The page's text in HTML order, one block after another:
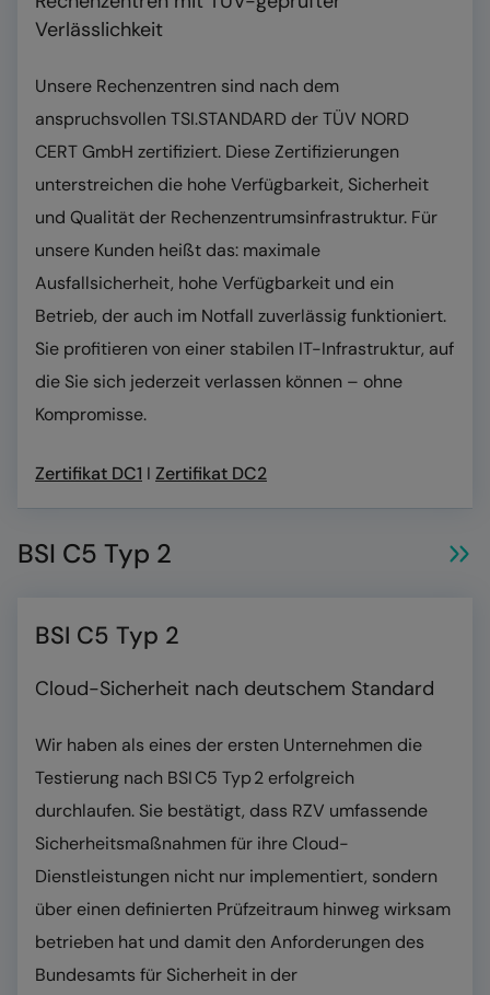
Verlässlichkeit
Unsere Rechenzentren sind nach dem
anspruchsvollen TSI.STANDARD der TÜV NORD
CERT GmbH zertifiziert. Diese Zertifizierungen
unterstreichen die hohe Verfügbarkeit, Sicherheit
und Qualität der Rechenzentrumsinfrastruktur. Für
unsere Kunden heißt das: maximale
Ausfallsicherheit, hohe Verfügbarkeit und ein
Betrieb, der auch im Notfall zuverlässig funktioniert.
Sie profitieren von einer stabilen IT-Infrastruktur, auf
die Sie sich jederzeit verlassen können – ohne
Kompromisse.
Zertifikat DC1 I Zertifikat DC2
BSI C5 Typ 2
BSI C5 Typ 2
Cloud-Sicherheit nach deutschem Standard
Wir haben als eines der ersten Unternehmen die
Testierung nach BSI C5 Typ 2 erfolgreich
durchlaufen. Sie bestätigt, dass RZV umfassende
Sicherheitsmaßnahmen für ihre Cloud-
Dienstleistungen nicht nur implementiert, sondern
über einen definierten Prüfzeitraum hinweg wirksam
betrieben hat und damit den Anforderungen des
Bundesamts für Sicherheit in der